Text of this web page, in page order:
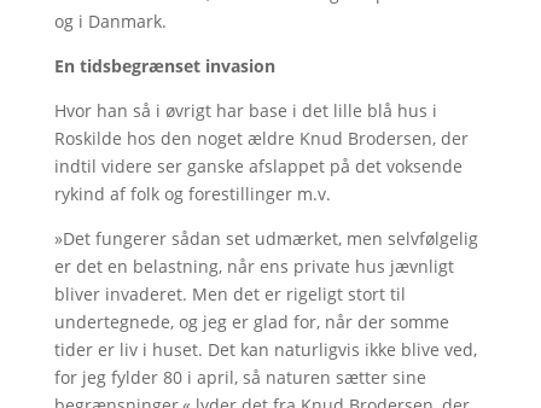
og i Danmark.
En tidsbegrænset invasion
Hvor han så i øvrigt har base i det lille blå hus i
Roskilde hos den noget ældre Knud Brodersen, der
indtil videre ser ganske afslappet på det voksende
rykind af folk og forestillinger m.v.
»Det fungerer sådan set udmærket, men selvfølgelig
er det en belastning, når ens private hus jævnligt
bliver invaderet. Men det er rigeligt stort til
undertegnede, og jeg er glad for, når der somme
tider er liv i huset. Det kan naturligvis ikke blive ved,
for jeg fylder 80 i april, så naturen sætter sine